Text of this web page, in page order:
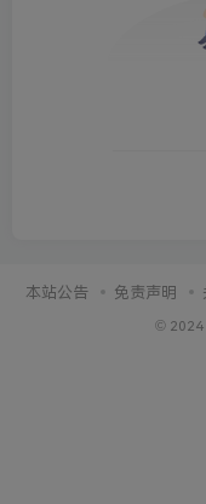
本站公告 免责声明
© 2024